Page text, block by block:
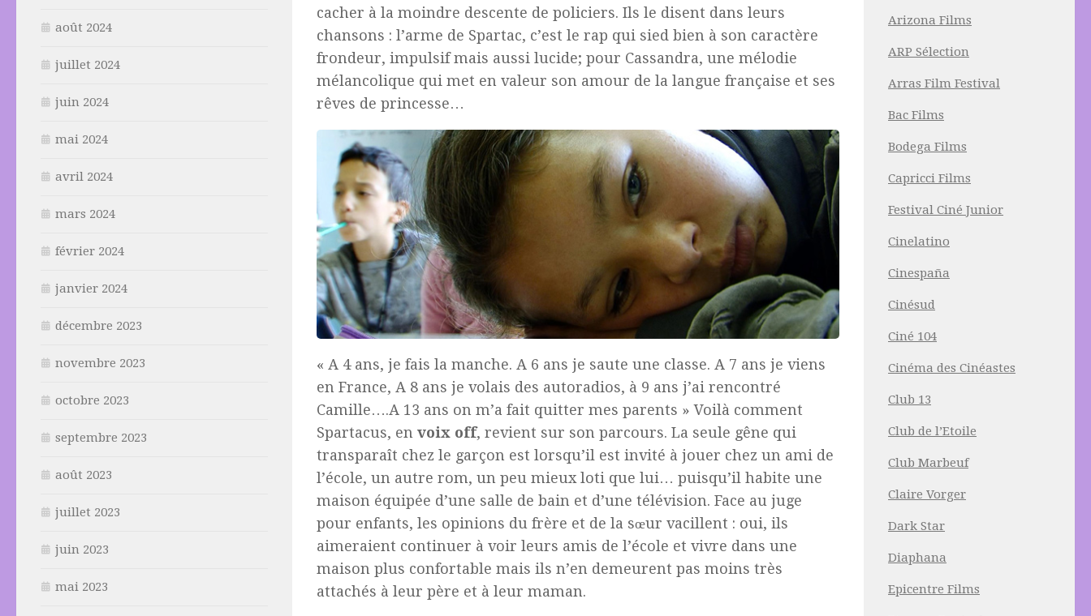
cacher à la moindre descente de policiers. Ils le disent dans leurs
chansons : l’arme de Spartac, c’est le rap qui sied bien à son caractère
frondeur, impulsif mais aussi lucide; pour Cassandra, une mélodie
mélancolique qui met en valeur son amour de la langue française et ses
rêves de princesse…
« A 4 ans, je fais la manche. A 6 ans je saute une classe. A 7 ans je viens
en France, A 8 ans je volais des autoradios, à 9 ans j’ai rencontré
Camille….A 13 ans on m’a fait quitter mes parents » Voilà comment
Spartacus, en voix off, revient sur son parcours. La seule gêne qui
transparaît chez le garçon est lorsqu’il est invité à jouer chez un ami de
l’école, un autre rom, un peu mieux loti que lui… puisqu’il habite une
maison équipée d’une salle de bain et d’une télévision. Face au juge
pour enfants, les opinions du frère et de la sœur vacillent : oui, ils
aimeraient continuer à voir leurs amis de l’école et vivre dans une
maison plus confortable mais ils n’en demeurent pas moins très
attachés à leur père et à leur maman.
août 2024
juillet 2024
juin 2024
mai 2024
avril 2024
mars 2024
février 2024
janvier 2024
décembre 2023
novembre 2023
octobre 2023
septembre 2023
août 2023
juillet 2023
juin 2023
mai 2023
Arizona Films
ARP Sélection
Arras Film Festival
Bac Films
Bodega Films
Capricci Films
Festival Ciné Junior
Cinelatino
Cinespaña
Cinésud
Ciné 104
Cinéma des Cinéastes
Club 13
Club de l’Etoile
Club Marbeuf
Claire Vorger
Dark Star
Diaphana
Epicentre Films